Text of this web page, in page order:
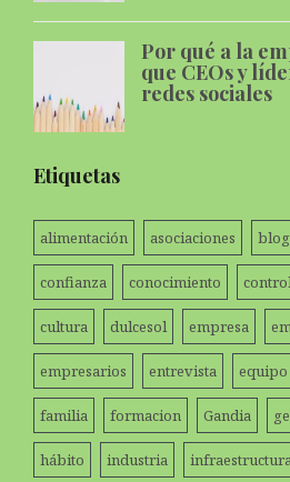
Por qué a la
que CEOs y
redes sociales
Etiquetas
alimentación asociaciones blog
confianza conocimiento
cultura dulcesol empresa
empresarios entrevista equipo
familia formacion Gandia
hábito industria